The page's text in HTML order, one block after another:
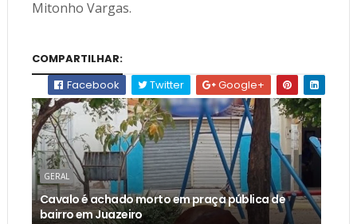
Mitonho Vargas.
COMPARTILHAR:
Facebook
Twitter Google+
GERAL
Cavalo é achado morto em praça pública de
bairro em Juazeiro